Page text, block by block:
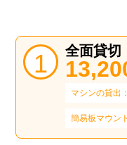
全面貸切
マシンの貸出
簡易板マウン